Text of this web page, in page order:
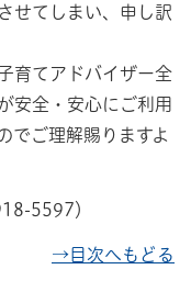
せてしまい、申し訳
育てアドバイザー全
安全・安心にご利用
でご理解賜りますよ
5597）
→目次へもどる